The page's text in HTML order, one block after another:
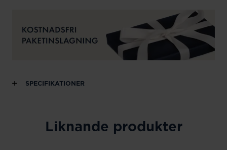
SPECIFIKATIONER
Liknande produkter